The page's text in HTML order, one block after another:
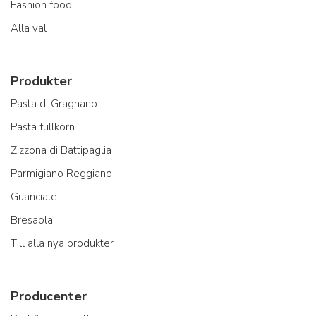
Fashion food
Alla val
Produkter
Pasta di Gragnano
Pasta fullkorn
Zizzona di Battipaglia
Parmigiano Reggiano
Guanciale
Bresaola
Till alla nya produkter
Producenter